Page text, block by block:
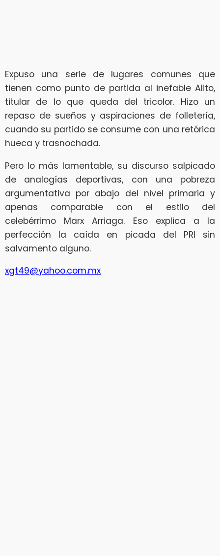
Expuso una serie de lugares comunes que
tienen como punto de partida al inefable Alito,
titular de lo que queda del tricolor. Hizo un
repaso de sueños y aspiraciones de folletería,
cuando su partido se consume con una retórica
hueca y trasnochada.
Pero lo más lamentable, su discurso salpicado
de analogías deportivas, con una pobreza
argumentativa por abajo del nivel primaria y
apenas comparable con el estilo del
celebérrimo Marx Arriaga. Eso explica a la
perfección la caída en picada del PRI sin
salvamento alguno.
xgt49@yahoo.com.mx